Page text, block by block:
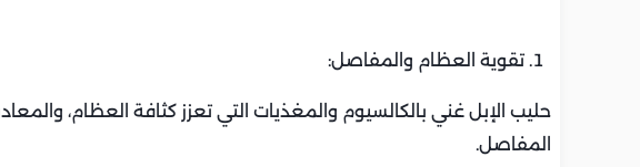
تقوية العظام والمفاصل:
حليب الإبل غني بالكالسيوم والمغذيات التي تعزز كثافة العظام،
المفاصل.